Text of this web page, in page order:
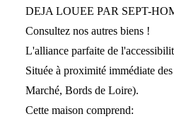
DEJA LOUEE PAR SEPT-
Consultez nos autres biens !
L'alliance parfaite de
Située à proximité immédiate
Marché, Bords de Loire).
Cette maison comprend: